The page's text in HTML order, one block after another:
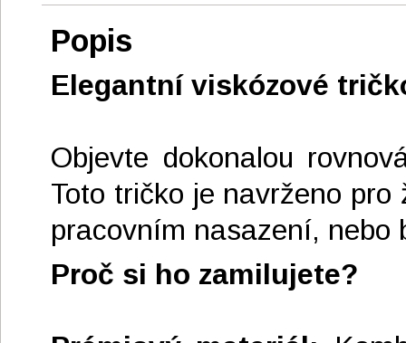
Popis
Elegantní viskózové
Objevte dokonalou
Toto tričko je navrženo
pracovním nasazení, nebo
Proč si ho zamilujete?